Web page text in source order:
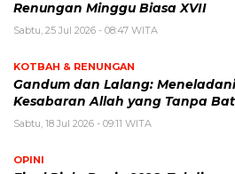
Renungan Minggu Biasa XVII
Sabtu, 25 Jul 2026 - 08:47 WITA
KOTBAH & RENUNGAN
Gandum dan Lalang: Meneladani
Kesabaran Allah yang Tanpa
Sabtu, 18 Jul 2026 - 09:11 WITA
OPINI